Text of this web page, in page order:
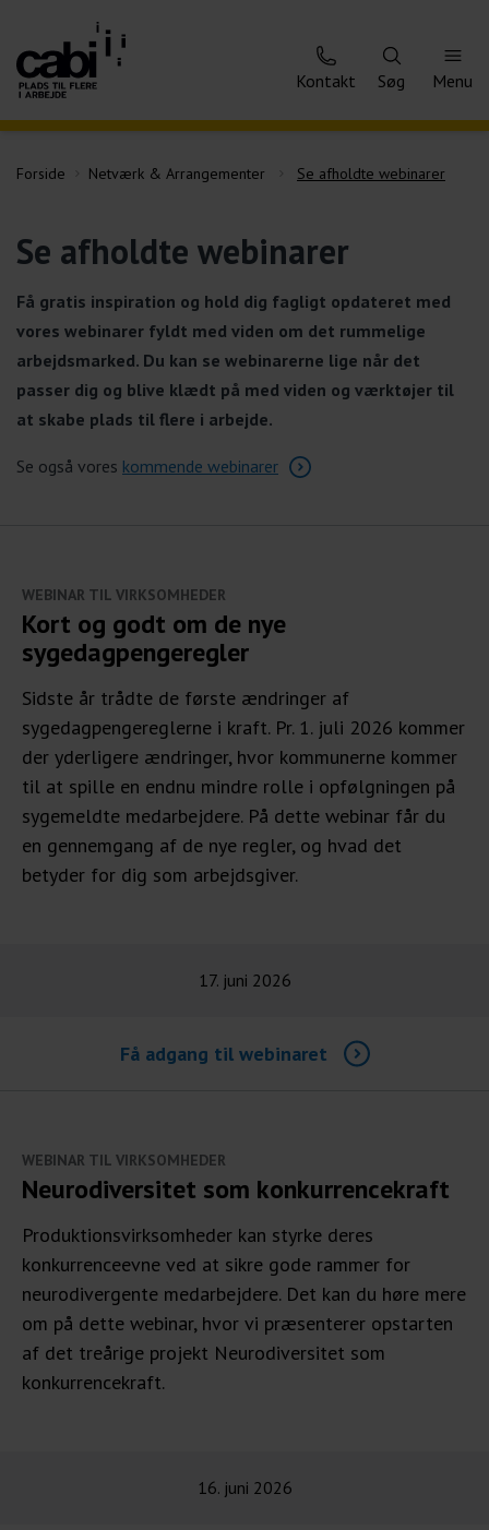
Kontakt Søg Menu
Forside Netværk & Arrangementer Se afholdte webinarer
Se afholdte webinarer
Få gratis inspiration og hold dig fagligt opdateret med
vores webinarer fyldt med viden om det rummelige
arbejdsmarked. Du kan se webinarerne lige når det
passer dig og blive klædt på med viden og værktøjer til
at skabe plads til flere i arbejde.
Se også vores kommende webinarer
WEBINAR TIL VIRKSOMHEDER
Kort og godt om de nye
sygedagpengeregler
Sidste år trådte de første ændringer af
sygedagpengereglerne i kraft. Pr. 1. juli 2026 kommer
der yderligere ændringer, hvor kommunerne kommer
til at spille en endnu mindre rolle i opfølgningen på
sygemeldte medarbejdere. På dette webinar får du
en gennemgang af de nye regler, og hvad det
betyder for dig som arbejdsgiver.
17. juni 2026
Få adgang til webinaret
WEBINAR TIL VIRKSOMHEDER
Neurodiversitet som konkurrencekraft
Produktionsvirksomheder kan styrke deres
konkurrenceevne ved at sikre gode rammer for
neurodivergente medarbejdere. Det kan du høre mere
om på dette webinar, hvor vi præsenterer opstarten
af det treårige projekt Neurodiversitet som
konkurrencekraft.
16. juni 2026